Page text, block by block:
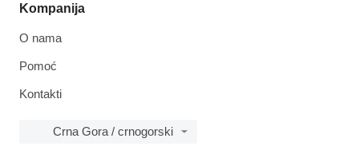
Kompanija
O nama
Pomoć
Kontakti
Crna Gora / crnogorski